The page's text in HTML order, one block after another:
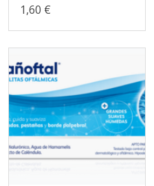
1,60 €